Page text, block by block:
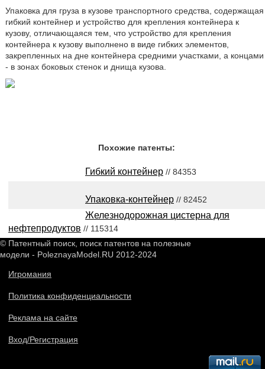
Упаковка для груза в кузове транспортного средства, содержащая
гибкий контейнер и устройство для крепления контейнера к
кузову, отличающаяся тем, что устройство для крепления
контейнера к кузову выполнено в виде гибких элементов,
закрепленных на дне контейнера средними участками, а концами
- в зонах боковых стенок и днища кузова.
Похожие патенты:
Гибкий контейнер // 84353
Упаковка-контейнер // 82452
Железнодорожная цистерна для
нефтепродуктов // 115314
© Патентный поиск, поиск патентов на полезные
модели - PoleznayaModel.RU 2012-2024
Игромания
Политика конфиденциальности
Реклама на сайте
Вход/Регистрация